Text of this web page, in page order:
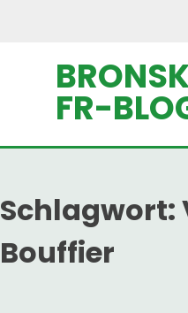
FR-
Schlagwort:
Bouffier